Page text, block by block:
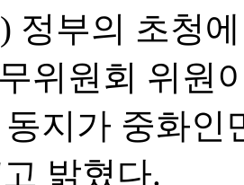
정부의 초청
위원회 위원
지가 중화인
밝혔다.